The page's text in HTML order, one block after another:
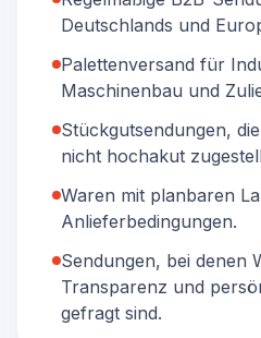
Deutschlands und
Palettenversand für
Maschinenbau und
Stückgutsendungen,
nicht hochakut
Waren mit planbaren
Anlieferbedingungen.
Sendungen, bei denen
Transparenz und
gefragt sind.